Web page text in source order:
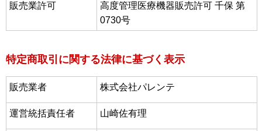
販売業許可
高度管理医療機器販売許可 千保 第
0730号
特定商取引に関する法律に基づく表示
販売業者 株式会社パレンテ
運営統括責任者 山崎佐有理